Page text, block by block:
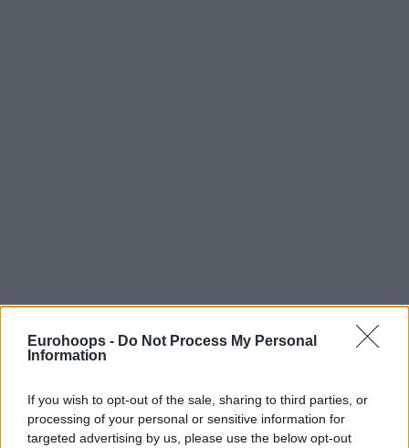
Eurohoops - Do Not Process My Personal
Information
If you wish to opt-out of the sale, sharing to third parties, or
processing of your personal or sensitive information for
targeted advertising by us, please use the below opt-out